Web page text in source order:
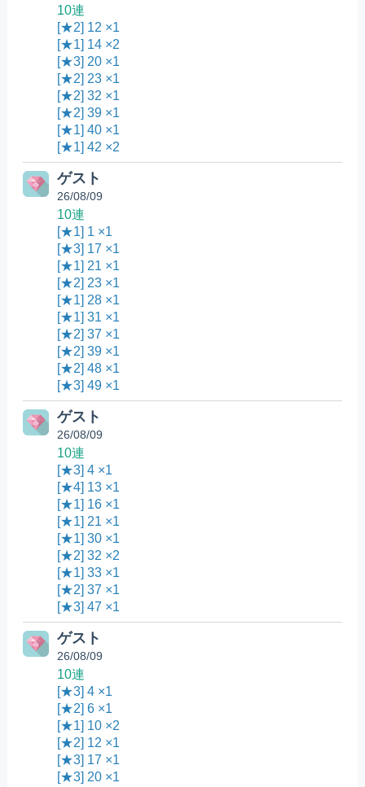
10連
[★2] 12 ×1
[★1] 14 ×2
[★3] 20 ×1
[★2] 23 ×1
[★2] 32 ×1
[★2] 39 ×1
[★1] 40 ×1
[★1] 42 ×2
ゲスト
26/08/09
10連
[★1] 1 ×1
[★3] 17 ×1
[★1] 21 ×1
[★2] 23 ×1
[★1] 28 ×1
[★1] 31 ×1
[★2] 37 ×1
[★2] 39 ×1
[★2] 48 ×1
[★3] 49 ×1
ゲスト
26/08/09
10連
[★3] 4 ×1
[★4] 13 ×1
[★1] 16 ×1
[★1] 21 ×1
[★1] 30 ×1
[★2] 32 ×2
[★1] 33 ×1
[★2] 37 ×1
[★3] 47 ×1
ゲスト
26/08/09
10連
[★3] 4 ×1
[★2] 6 ×1
[★1] 10 ×2
[★2] 12 ×1
[★3] 17 ×1
[★3] 20 ×1